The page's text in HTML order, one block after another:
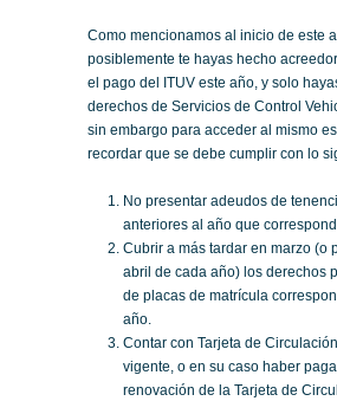
Como mencionamos al inicio de este
posiblemente te hayas hecho
el pago del ITUV este año, y solo
derechos de Servicios de Control
sin embargo para acceder al mismo
recordar que se debe cumplir con lo
No presentar adeudos de
anteriores al año que
Cubrir a más tardar en marzo (o
abril de cada año) los derechos
de placas de matrícula
año.
Contar con Tarjeta de
vigente, o en su caso haber
renovación de la Tarjeta de